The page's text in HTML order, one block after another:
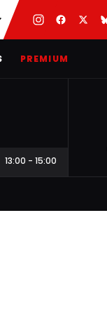
PREMIUM
13:00 - 15:00